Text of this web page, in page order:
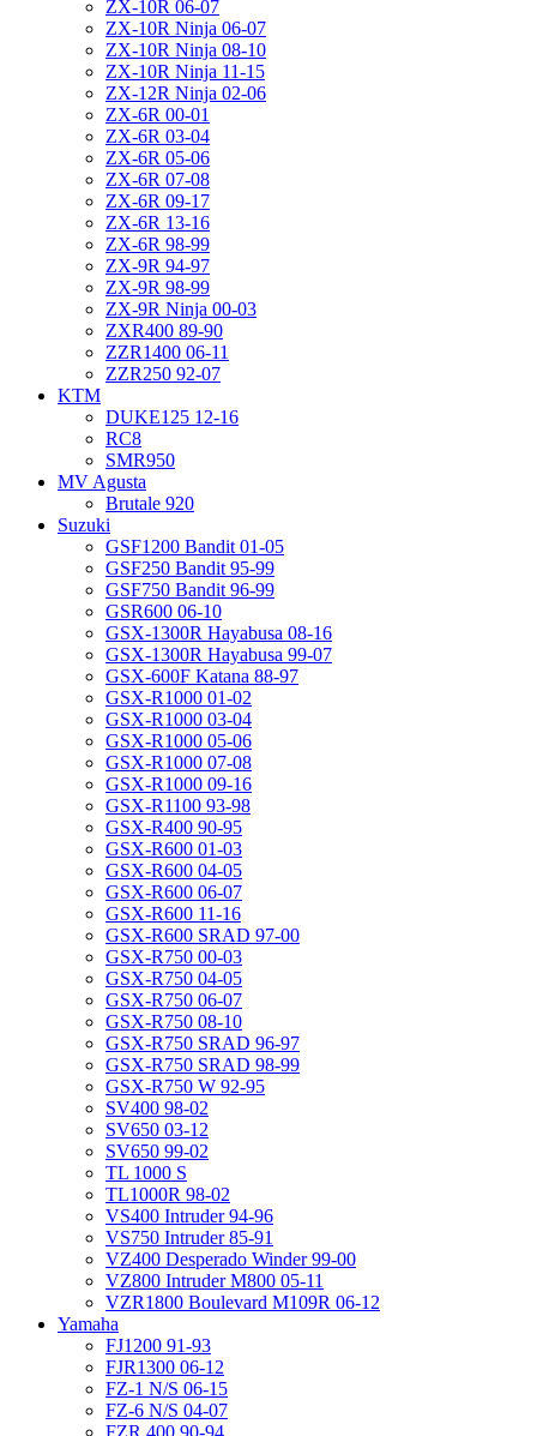
ZX-10R 06-07
ZX-10R Ninja 06-07
ZX-10R Ninja 08-10
ZX-10R Ninja 11-15
ZX-12R Ninja 02-06
ZX-6R 00-01
ZX-6R 03-04
ZX-6R 05-06
ZX-6R 07-08
ZX-6R 09-17
ZX-6R 13-16
ZX-6R 98-99
ZX-9R 94-97
ZX-9R 98-99
ZX-9R Ninja 00-03
ZXR400 89-90
ZZR1400 06-11
ZZR250 92-07
KTM
DUKE125 12-16
RC8
SMR950
MV Agusta
Brutale 920
Suzuki
GSF1200 Bandit 01-05
GSF250 Bandit 95-99
GSF750 Bandit 96-99
GSR600 06-10
GSX-1300R Hayabusa 08-16
GSX-1300R Hayabusa 99-07
GSX-600F Katana 88-97
GSX-R1000 01-02
GSX-R1000 03-04
GSX-R1000 05-06
GSX-R1000 07-08
GSX-R1000 09-16
GSX-R1100 93-98
GSX-R400 90-95
GSX-R600 01-03
GSX-R600 04-05
GSX-R600 06-07
GSX-R600 11-16
GSX-R600 SRAD 97-00
GSX-R750 00-03
GSX-R750 04-05
GSX-R750 06-07
GSX-R750 08-10
GSX-R750 SRAD 96-97
GSX-R750 SRAD 98-99
GSX-R750 W 92-95
SV400 98-02
SV650 03-12
SV650 99-02
TL 1000 S
TL1000R 98-02
VS400 Intruder 94-96
VS750 Intruder 85-91
VZ400 Desperado Winder 99-00
VZ800 Intruder M800 05-11
VZR1800 Boulevard M109R 06-12
Yamaha
FJ1200 91-93
FJR1300 06-12
FZ-1 N/S 06-15
FZ-6 N/S 04-07